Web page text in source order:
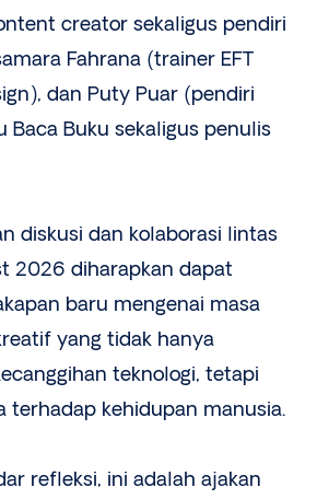
creator sekaligus pendiri
Fahrana (trainer EFT
dan Puty Puar (pendiri
Baca Buku sekaligus penulis
diskusi dan kolaborasi lintas
2026 diharapkan dapat
baru mengenai masa
yang tidak hanya
teknologi, tetapi
terhadap kehidupan manusia.
refleksi, ini adalah ajakan